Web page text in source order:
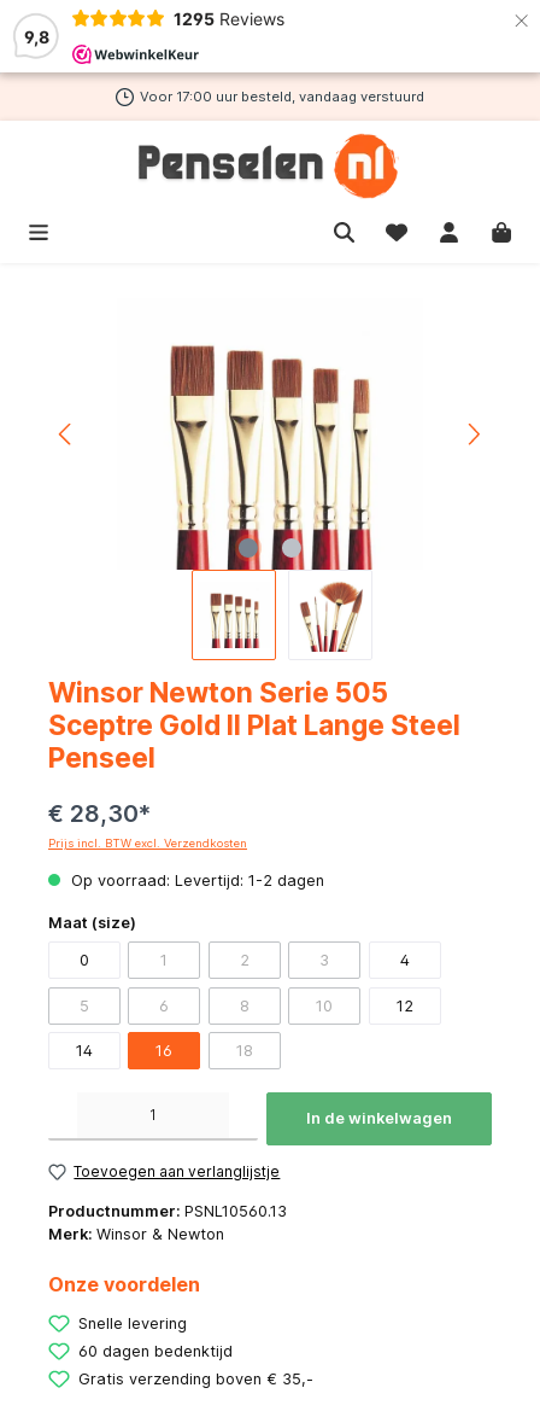
9,8
1295 Reviews ×
hoofdinhoud
Voor 17:00 uur besteld, vandaag verstuurd
Winsor Newton Serie 505
Sceptre Gold II Plat Lange Steel
Penseel
€ 28,30*
Prijs incl. BTW excl. Verzendkosten
Op voorraad: Levertijd: 1-2 dagen
Maat (size)
0 1 2 3 4
5 6 8 10 12
14 16 18
In de winkelwagen
Toevoegen aan verlanglijstje
Productnummer: PSNL10560.13
Merk: Winsor & Newton
Onze voordelen
Snelle levering
60 dagen bedenktijd
Gratis verzending boven € 35,-